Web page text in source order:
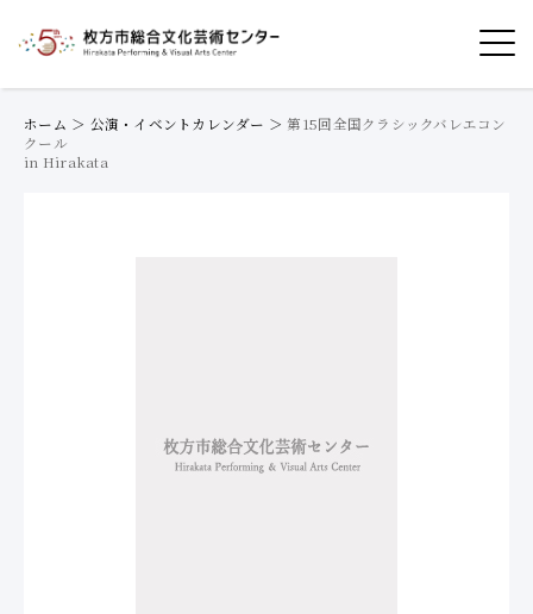
ホーム ＞ 公演・イベントカレンダー ＞ 第15回全国クラシックバレエコン
クール
in Hirakata